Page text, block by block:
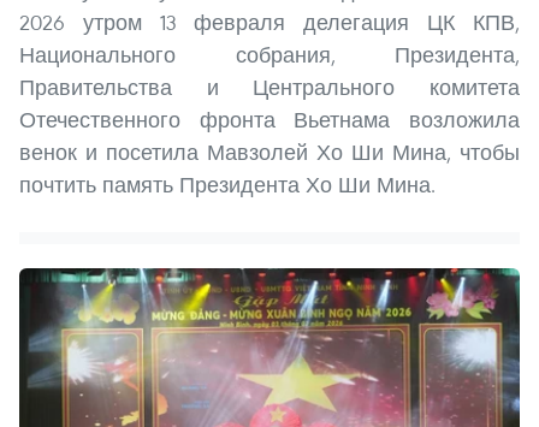
2026 утром 13 февраля делегация ЦК КПВ,
Национального собрания, Президента,
Правительства и Центрального комитета
Отечественного фронта Вьетнама возложила
венок и посетила Мавзолей Хо Ши Мина, чтобы
почтить память Президента Хо Ши Мина.